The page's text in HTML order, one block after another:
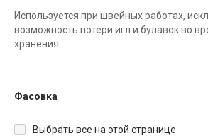
Используется при швейных работах,
возможность потери игл и булавок во
хранения.
Фасовка
Выбрать все на этой странице